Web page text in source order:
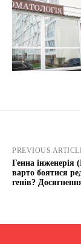
PREVIOUS
Генна
варто боятися
генів?